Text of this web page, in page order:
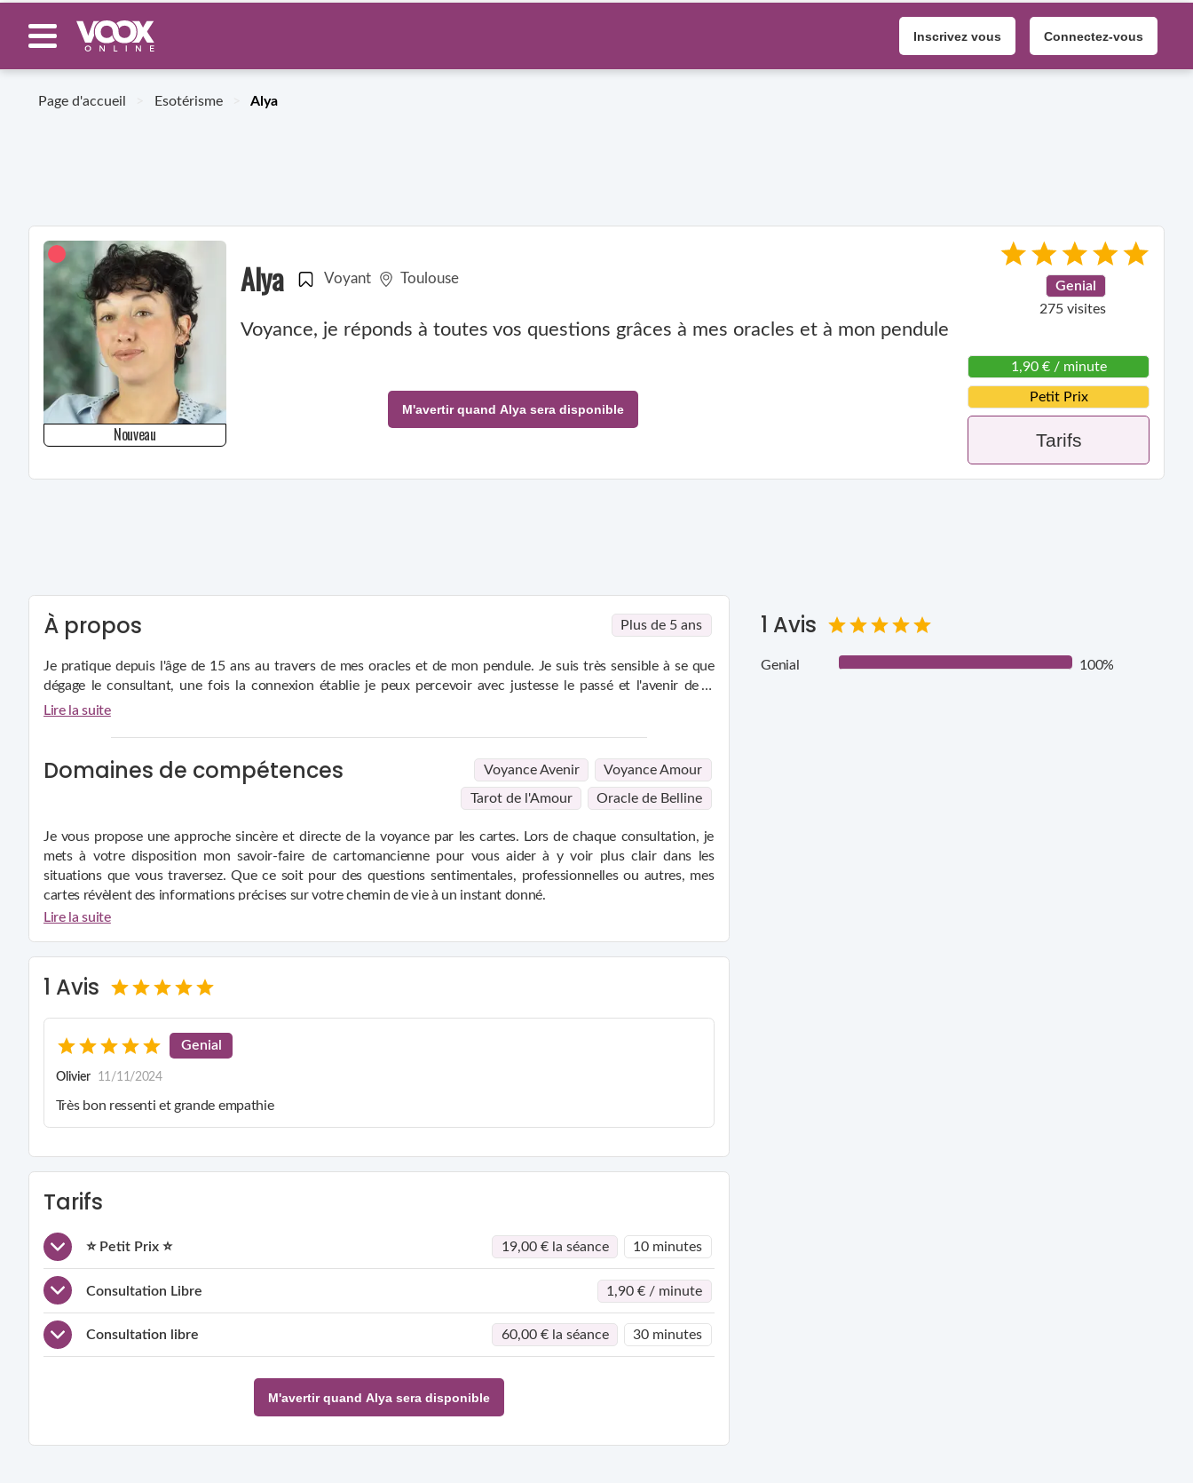
Inscrivez vous Connectez-vous
Page d'accueil Esotérisme Alya
Nouveau
Alya Voyant Toulouse
Genial
275 visites
Voyance, je réponds à toutes vos questions grâces à mes oracles et à mon pendule
M'avertir quand Alya sera disponible
1,90 € / minute
Petit Prix
Tarifs
À propos Plus de 5 ans
Je pratique depuis l'âge de 15 ans au travers de mes oracles et de mon pendule. Je suis très sensible à se que
dégage le consultant, une fois la connexion établie je peux percevoir avec justesse le passé et l'avenir de la
personne et ainsi l'aider au mieux de ses capacités avec toute ma bienveillance.
Lire la suite
Domaines de compétences Voyance Avenir Voyance Amour
Tarot de l'Amour Oracle de Belline
Je vous propose une approche sincère et directe de la voyance par les cartes. Lors de chaque consultation, je
mets à votre disposition mon savoir-faire de cartomancienne pour vous aider à y voir plus clair dans les
situations que vous traversez. Que ce soit pour des questions sentimentales, professionnelles ou autres, mes
cartes révèlent des informations précises sur votre chemin de vie à un instant donné.
Afin de garantir une lecture efficace, il est essentiel que vous soyez pleinement concentré et au calme. Dès que
objectif est de vous guider avec bienveillance et clarté, sans influence occulte, pour vous permettre de prendre
Mon accompagnement se veut rassurant et éclairant. Ensemble, nous allons traverser vos doutes et vous donner
Lire la suite
1 Avis
Genial
Olivier 11/11/2024
Très bon ressenti et grande empathie
Tarifs
⭐ Petit Prix ⭐ 19,00 € la séance 10 minutes
Consultation Libre 1,90 € / minute
Consultation libre 60,00 € la séance 30 minutes
M'avertir quand Alya sera disponible
1 Avis
Genial 100%